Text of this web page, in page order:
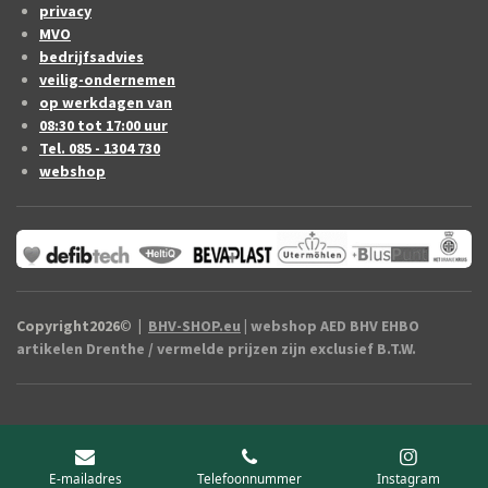
privacy
MVO
bedrijfsadvies
veilig-ondernemen
op werkdagen van
08:30 tot 17:00 uur
Tel. 085 - 1304 730
webshop
Copyright2026© | BHV-SHOP.eu | webshop AED BHV EHBO
artikelen Drenthe / vermelde prijzen zijn exclusief B.T.W.
E-mailadres Telefoonnummer Instagram